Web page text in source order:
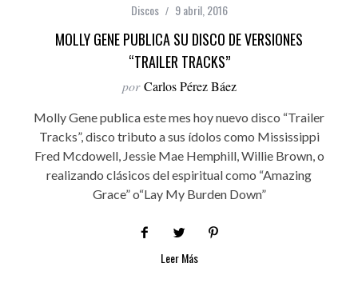
Discos 9 abril, 2016
MOLLY GENE PUBLICA SU DISCO DE VERSIONES
“TRAILER TRACKS”
por Carlos Pérez Báez
Molly Gene publica este mes hoy nuevo disco “Trailer
Tracks”, disco tributo a sus ídolos como Mississippi
Fred Mcdowell, Jessie Mae Hemphill, Willie Brown, o
realizando clásicos del espiritual como “Amazing
Grace” o“Lay My Burden Down”
Leer Más